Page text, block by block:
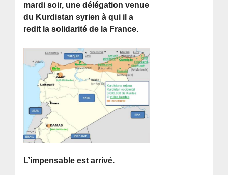
mardi soir, une délégation venue
du Kurdistan syrien à qui il a
redit la solidarité de la France.
L’impensable est arrivé.